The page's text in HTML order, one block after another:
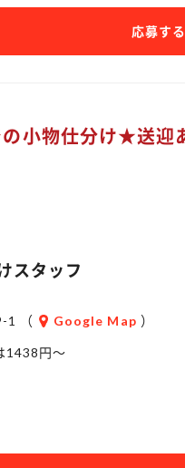
応募す
小物仕分け★送迎
スタッフ
1 （ Google Map ）
1438円～